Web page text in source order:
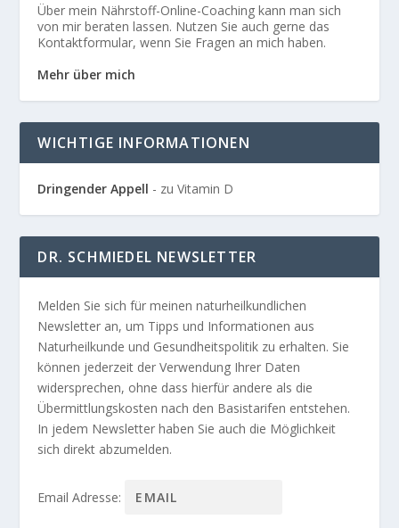
Über mein Nährstoff-Online-Coaching kann man sich
von mir beraten lassen. Nutzen Sie auch gerne das
Kontaktformular, wenn Sie Fragen an mich haben.
Mehr über mich
WICHTIGE INFORMATIONEN
Dringender Appell - zu Vitamin D
DR. SCHMIEDEL NEWSLETTER
Melden Sie sich für meinen naturheilkundlichen
Newsletter an, um Tipps und Informationen aus
Naturheilkunde und Gesundheitspolitik zu erhalten. Sie
können jederzeit der Verwendung Ihrer Daten
widersprechen, ohne dass hierfür andere als die
Übermittlungskosten nach den Basistarifen entstehen.
In jedem Newsletter haben Sie auch die Möglichkeit
sich direkt abzumelden.
Email Adresse: